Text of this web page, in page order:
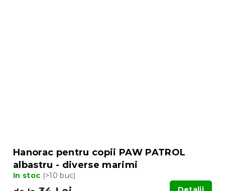
Hanorac pentru copii PAW PATROL
albastru - diverse marimi
In stoc (>10 buc)